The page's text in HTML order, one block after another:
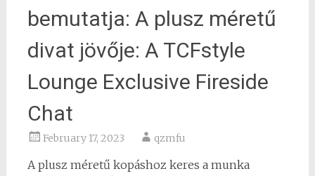
bemutatja: A plusz méretű
divat jövője: A TCFstyle
Lounge Exclusive Fireside
Chat
February 17, 2023 qzmfu
A plusz méretű kopáshoz keres a munka